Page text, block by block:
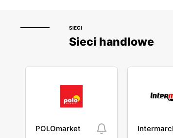
SIECI
Sieci handlowe
POLOmarket